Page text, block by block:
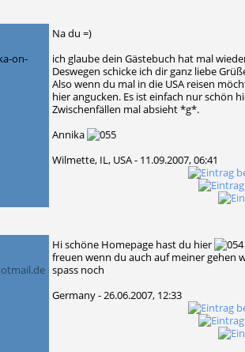
Na du =)
ich glaube dein Gästebuch hat mal
Deswegen schicke ich dir ganz liebe
Also wenn du mal in die USA reisen
hier angucken. Es ist einfach nur schön
Zwischenfällen mal absieht *g*.
Annika
Wilmette, IL, USA - 11.09.2007, 06:41
Hi schöne Homepage hast du hier
freuen wenn du auch auf meiner gehen
spass noch
Germany - 26.06.2007, 12:33